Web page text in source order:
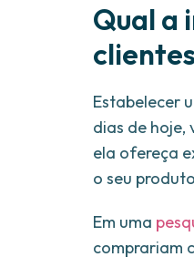
Qual a
Estabelecer
dias de hoje,
ela ofereça
o seu
Em uma
comprariam